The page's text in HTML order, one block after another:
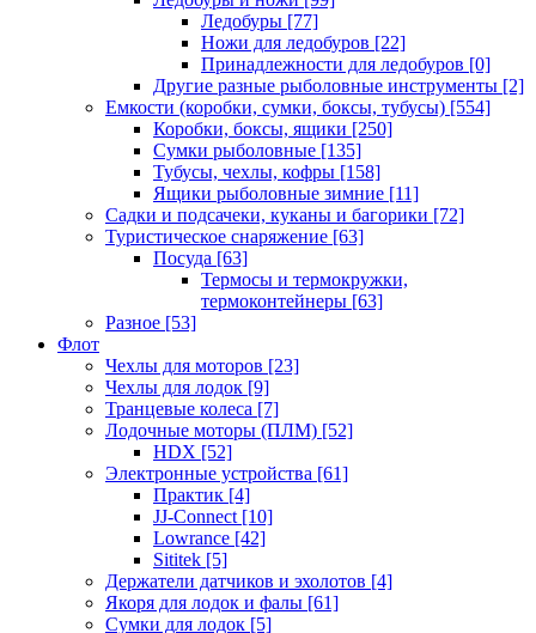
Ледобуры [77]
Ножи для ледобуров [22]
Принадлежности для ледобуров [0]
Другие разные рыболовные инструменты [2]
Емкости (коробки, сумки, боксы, тубусы) [554]
Коробки, боксы, ящики [250]
Сумки рыболовные [135]
Тубусы, чехлы, кофры [158]
Ящики рыболовные зимние [11]
Садки и подсачеки, куканы и багорики [72]
Туристическое снаряжение [63]
Посуда [63]
Термосы и термокружки,
термоконтейнеры [63]
Разное [53]
Флот
Чехлы для моторов [23]
Чехлы для лодок [9]
Транцевые колеса [7]
Лодочные моторы (ПЛМ) [52]
HDX [52]
Электронные устройства [61]
Практик [4]
JJ-Connect [10]
Lowrance [42]
Sititek [5]
Держатели датчиков и эхолотов [4]
Якоря для лодок и фалы [61]
Сумки для лодок [5]